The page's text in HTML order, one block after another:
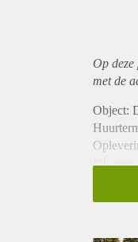
Op
met de
Object:
Borg: 1